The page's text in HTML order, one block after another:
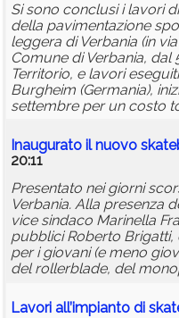
Si sono conclusi i lavori
della pavimentazione
leggera di Verbania (in
Comune di Verbania, dal
Territorio, e lavori
Burgheim (Germania),
settembre per un costo
Inaugurato il nuovo
20:11
Presentato nei giorni
Verbania. Alla presenza
vice sindaco Marinella
pubblici Roberto
per i giovani (e meno
del rollerblade, del
Lavori all’impianto di